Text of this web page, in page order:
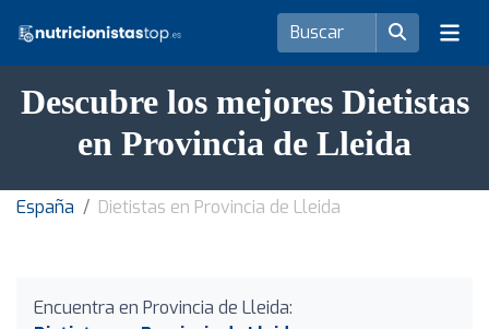
Descubre los mejores Dietistas
en Provincia de Lleida
España Dietistas en Provincia de Lleida
Encuentra en Provincia de Lleida: